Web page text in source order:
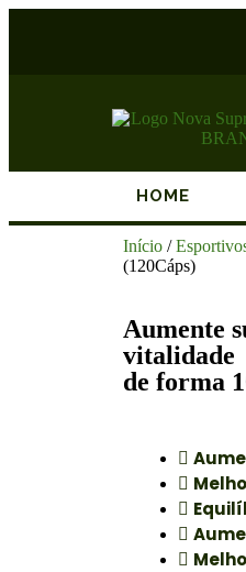
HOME
Início /
(120Cáps)
Aumente
vitalidade
de forma